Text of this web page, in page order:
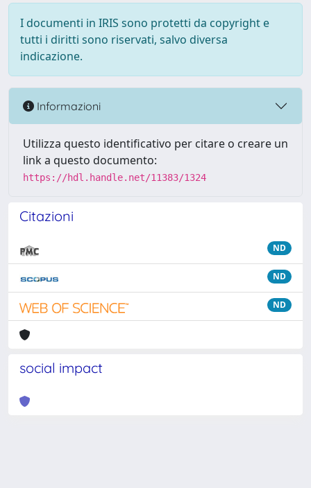
I documenti in IRIS sono protetti da copyright e
tutti i diritti sono riservati, salvo diversa
indicazione.
Informazioni
Utilizza questo identificativo per citare o creare un
link a questo documento:
https://hdl.handle.net/11383/1324
Citazioni
ND
ND
ND
social impact